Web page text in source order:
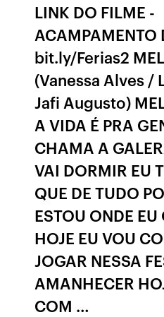
LINK DO FILME -
ACAMPAMENTO
bit.ly/Ferias2
(Vanessa Alves /
Jafi Augusto)
A VIDA É PRA
CHAMA A
VAI DORMIR EU
QUE DE TUDO
ESTOU ONDE EU
HOJE EU VOU
JOGAR NESSA
AMANHECER
COM …